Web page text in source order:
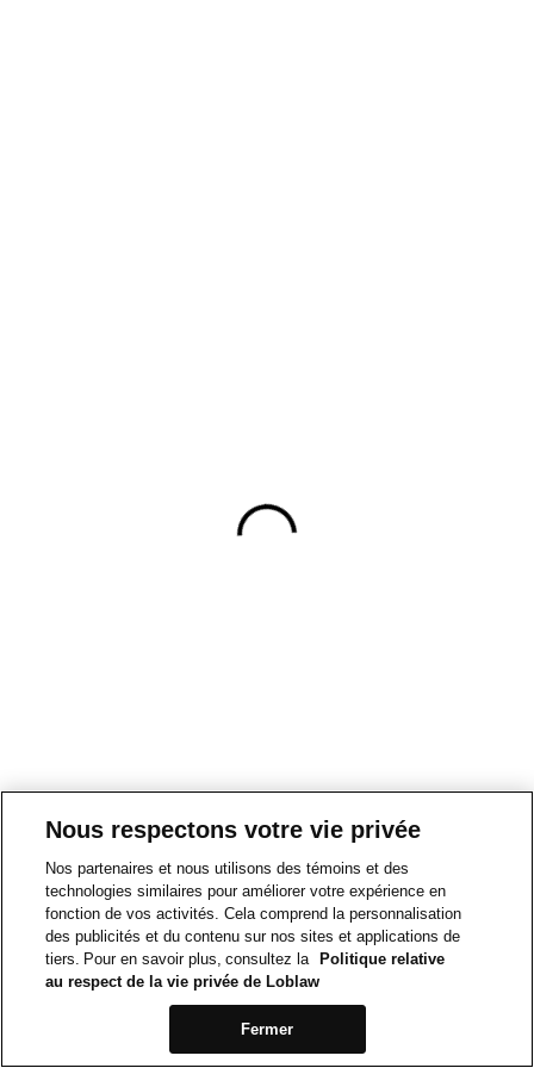
Nous respectons votre vie privée
Nos partenaires et nous utilisons des témoins et des
technologies similaires pour améliorer votre expérience en
fonction de vos activités. Cela comprend la personnalisation
des publicités et du contenu sur nos sites et applications de
tiers. Pour en savoir plus, consultez la
Politique relative
au respect de la vie privée de Loblaw
Fermer